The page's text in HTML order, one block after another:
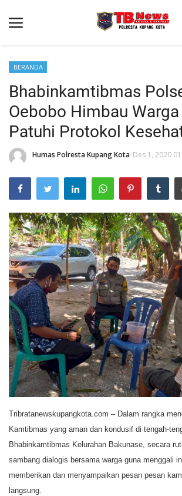
Beranda
Binkam
Terms & Conditions
Reskrim
Lantas
Mitra Polisi
Giat Ops
Polisi Kita
BERANDA
Bhabinkamtibmas
Oebobo Himbau
Patuhi Protokol
Humas Polresta Kupang Kota Des 1, 2020
Tribratanewskupangkota.com – Dalam rangka
Kamtibmas yang aman dan kondusif di tengah-
Bhabinkamtibmas Kelurahan Bakunase, secara
sambang dialogis bersama warga guna menggali
memberikan dan menyampaikan pesan pesan
langsung.